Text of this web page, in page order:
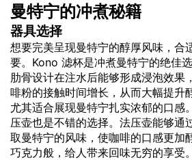
曼特宁的冲煮秘籍
器具选择
想要完美呈现曼特宁的醇厚风味，合
要。Kono 滤杯是冲煮曼特宁的绝佳
肋骨设计在注水后能够形成浸泡效果
啡粉的接触时间增长，从而大幅提升
尤其适合展现曼特宁扎实浓郁的口感
压壶也是不错的选择。法压壶能够通
取曼特宁的风味，使咖啡的口感更加
巧克力般，给人带来回味无穷的享受